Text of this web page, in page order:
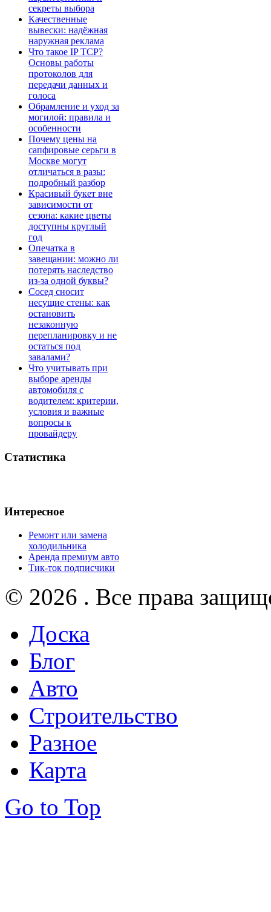
секреты выбора
Качественные
вывески: надёжная
наружная реклама
Что такое IP TCP?
Основы работы
протоколов для
передачи данных и
голоса
Обрамление и уход за
могилой: правила и
особенности
Почему цены на
сапфировые серьги в
Москве могут
отличаться в разы:
подробный разбор
Красивый букет вне
зависимости от
сезона: какие цветы
доступны круглый
год
Опечатка в
завещании: можно ли
потерять наследство
из-за одной буквы?
Сосед сносит
несущие стены: как
остановить
незаконную
перепланировку и не
остаться под
завалами?
Что учитывать при
выборе аренды
автомобиля с
водителем: критерии,
условия и важные
вопросы к
провайдеру
Статистика
Интересное
Ремонт или замена
холодильника
Аренда премиум авто
Тик-ток подписчики
© 2026 . Все права
Доска
Блог
Авто
Строительство
Разное
Карта
Go to Top